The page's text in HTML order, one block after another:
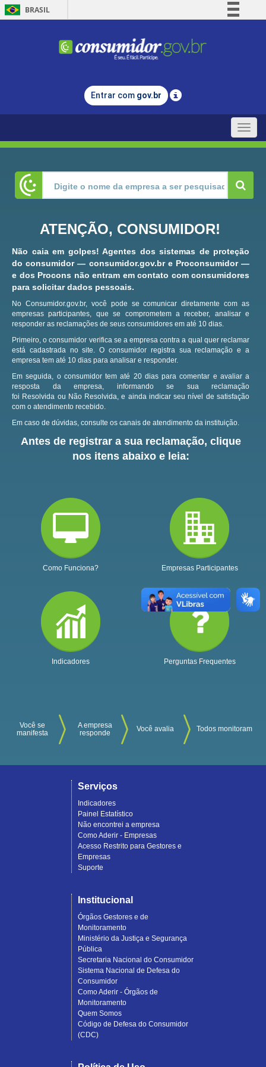
BRASIL
Comunica BR
Legislação
Entrar com gov.br
Toggle
ATENÇÃO, CONSUMIDOR!
Não caia em golpes! Agentes dos sistemas de proteção
do consumidor — consumidor.gov.br e Proconsumidor —
e dos Procons não entram em contato com consumidores
para solicitar dados pessoais.
No Consumidor.gov.br, você pode se comunicar diretamente com as
empresas participantes, que se comprometem a receber, analisar e
responder as reclamações de seus consumidores em até 10 dias.
Primeiro, o consumidor verifica se a empresa contra a qual quer reclamar
está cadastrada no site.O consumidor registra sua reclamação e a
empresa tem até 10 dias para analisar e responder.
Em seguida, o consumidor tem até 20 dias para comentar e avaliar a
resposta da empresa, informando se sua reclamação
foi Resolvida ou Não Resolvida, e ainda indicar seu nível de satisfação
com o atendimento recebido.
Em caso de dúvidas, consulte os canais de atendimento da instituição.
Antes de registrar a sua reclamação, clique
nos itens abaixo e leia:
Como Funciona? Empresas Participantes
Indicadores Perguntas Frequentes
Você se
manifesta
A empresa
responde
Você avalia Todos monitoram
Serviços
Indicadores
Painel Estatístico
Não encontrei a empresa
Como Aderir - Empresas
Acesso Restrito para Gestores e
Empresas
Suporte
Institucional
Órgãos Gestores e de
Monitoramento
Ministério da Justiça e Segurança
Pública
Secretaria Nacional do Consumidor
Sistema Nacional de Defesa do
Consumidor
Como Aderir - Órgãos de
Monitoramento
Quem Somos
Código de Defesa do Consumidor
(CDC)